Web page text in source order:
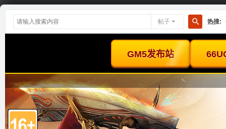
帖子
搜
热搜: